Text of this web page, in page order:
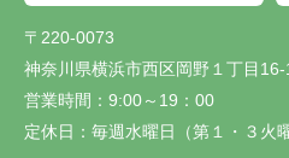
〒220-0073
神奈川県横浜市西区岡野１丁目
営業時間： 9:00～19：00
定休日： 毎週水曜日（第１・３火